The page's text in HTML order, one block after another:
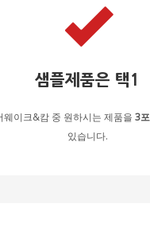
샘플제품은 택1
웨이크&캄 중 원하시는 제품을 3
있습니다.